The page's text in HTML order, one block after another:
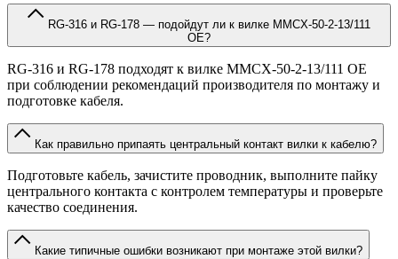
OE?
RG-316 и RG-178 подходят к вилке MMCX-50-2-13/111 OE
при соблюдении рекомендаций производителя по монтажу и
подготовке кабеля.
Как правильно припаять центральный контакт вилки к кабелю?
Подготовьте кабель, зачистите проводник, выполните пайку
центрального контакта с контролем температуры и проверьте
качество соединения.
Какие типичные ошибки возникают при монтаже этой вилки?